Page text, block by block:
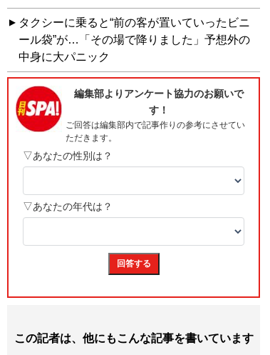
タクシーに乗ると“前の客が置いていったビニ
ール袋”が…「その場で降りました」予想外の
中身に大パニック
この記者は、他にもこんな記事を書いています